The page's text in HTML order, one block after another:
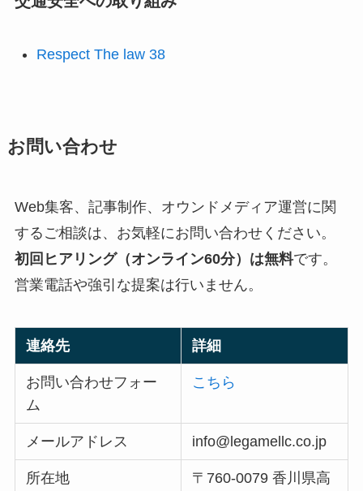
Respect The law 38
お問い合わせ
Web集客、記事制作、オウンドメディア運営に関
するご相談は、お気軽にお問い合わせください。
初回ヒアリング（オンライン60分）は無料です。
営業電話や強引な提案は行いません。
連絡先 詳細
お問い合わせフォー
ム
こちら
メールアドレス info@legamellc.co.jp
所在地
〒760-0079 香川県高